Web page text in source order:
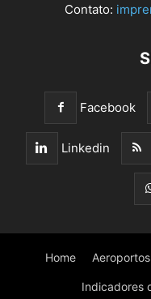
Contato:
Facebook
Linkedin
Home Aeroportos
Indicadores